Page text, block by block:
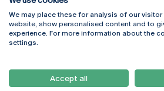
Rua Diogo Botelho 1327
4169-005 Porto
+351 226 196 240
Webmail
Como
We may place these for analysis of our
website, show personalised content and to
experience. For more information about the
settings.
Accept all